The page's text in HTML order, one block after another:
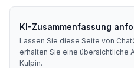
KI-Zusammenfassung
Lassen Sie diese Seite von
erhalten Sie eine übersichtliche
Kulpin.